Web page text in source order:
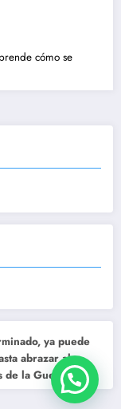
cómo se
ya puede
abrazar al
de la Guerra"